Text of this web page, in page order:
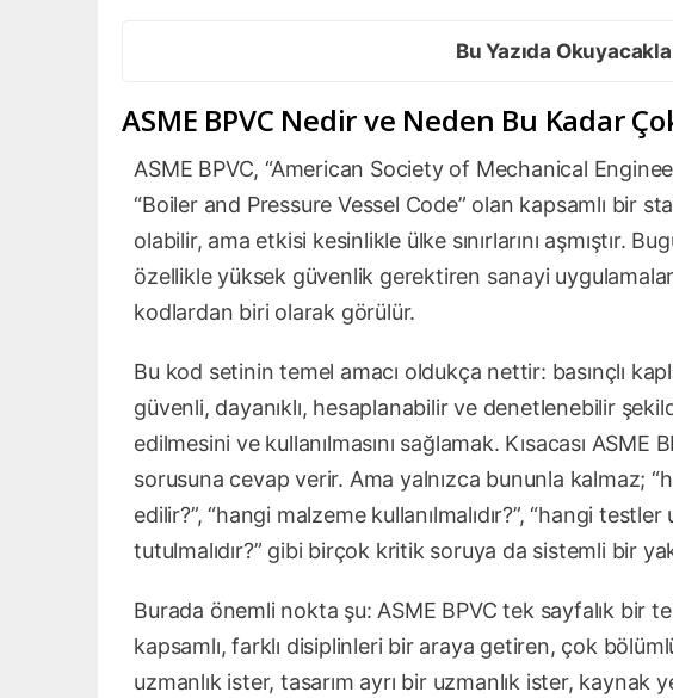
Bu Yazıda
ASME BPVC Nedir ve Neden Bu Kadar
ASME BPVC, “American Society of Mechanical
“Boiler and Pressure Vessel Code” olan kapsamlı bir
olabilir, ama etkisi kesinlikle ülke sınırlarını aşmıştır.
özellikle yüksek güvenlik gerektiren sanayi
kodlardan biri olarak görülür.
Bu kod setinin temel amacı oldukça nettir: basınçlı
güvenli, dayanıklı, hesaplanabilir ve denetlenebilir
edilmesini ve kullanılmasını sağlamak. Kısacası ASME
sorusuna cevap verir. Ama yalnızca bununla kalmaz;
edilir?”, “hangi malzeme kullanılmalıdır?”, “hangi testler
tutulmalıdır?” gibi birçok kritik soruya da sistemli bir
Burada önemli nokta şu: ASME BPVC tek sayfalık bir
kapsamlı, farklı disiplinleri bir araya getiren, çok
uzmanlık ister, tasarım ayrı bir uzmanlık ister, kaynak